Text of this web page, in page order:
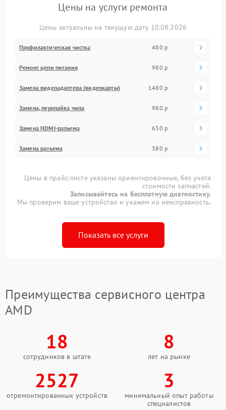
Цены на услуги ремонта
Цены актуальны на текущую дату 10.08.2026
Профилактическая чистка 480 р
Ремонт цепи питания 980 р
Замена видеоадаптера (видеокарты) 1480 р
Замена, перепайка чипа 980 р
Замена HDMI-разъема 630 р
Замена разъема 380 р
Цены в прайс-листе указаны ориентировочные, без учета
стоимости запчастей.
Записывайтесь на бесплатную диагностику.
Мы проверим ваше устройство и укажем на неисправность.
Показать все услуги
Преимущества сервисного центра
AMD
18
сотрудников в штате
8
лет на рынке
2527
отремонтированных устройств
3
минимальный опыт работы
специалистов